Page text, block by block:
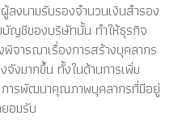
งนามรับรองจำนวนเงินสำรอง
ญชีของบริษัทนั้น ทำให้ธุรกิจ
จารณาเรื่องการสร้างบุคลากร
มากขึ้น ทั้งในด้านการเพิ่ม
ารพัฒนาคุณภาพบุคลากรที่มีอยู่
อมรับ